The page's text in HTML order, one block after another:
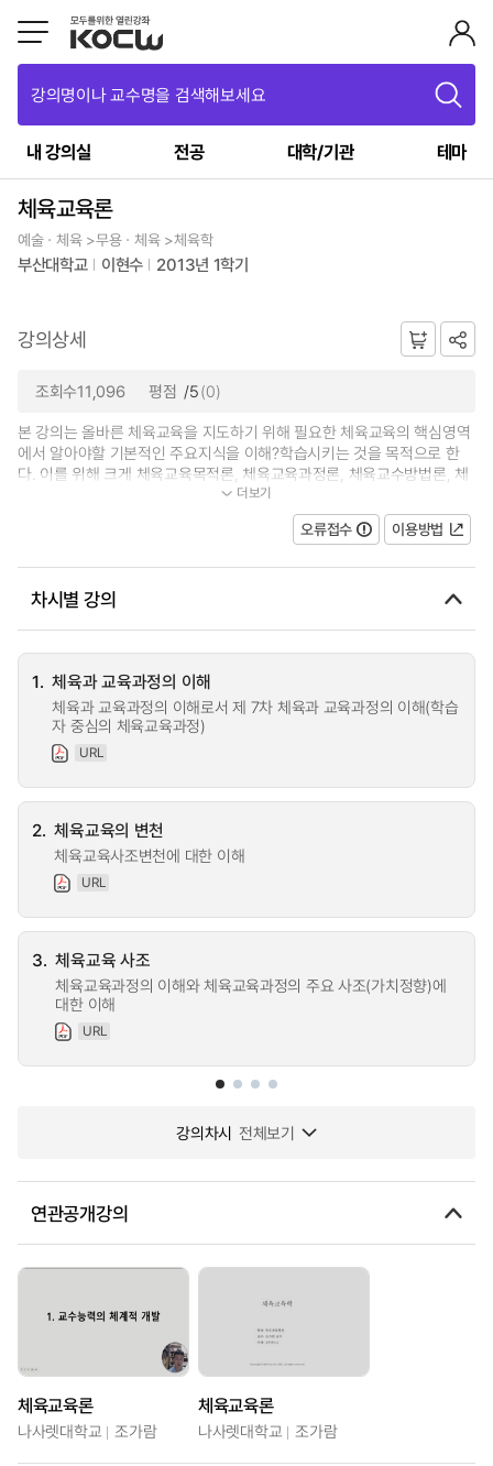
강의명이나 교수명을 검색해보세요
내 강의실 전공 대학/기관 테마
체육교육론
예술ㆍ체육 >무용ㆍ체육 >체육학
부산대학교 이현수 2013년 1학기
강의상세
조회수11,096 평점 /5(0)
본 강의는 올바른 체육교육을 지도하기 위해 필요한 체육교육의 핵심영역
에서 알아야할 기본적인 주요지식을 이해?학습시키는 것을 목적으로 한
다. 이를 위해 크게 체육교육목적론, 체육교육과정론, 체육교수방법론, 체
육교육 연구론의 4가지 대 영역을...더보기
오류접수 이용방법
차시별 강의
1. 체육과 교육과정의 이해
체육과 교육과정의 이해로서 제 7차 체육과 교육과정의 이해(학습
자 중심의 체육교육과정)
URL
2. 체육교육의 변천
체육교육사조변천에 대한 이해
URL
3. 체육교육 사조
체육교육과정의 이해와 체육교육과정의 주요 사조(가치정향)에
대한 이해
URL
강의차시 전체보기
연관공개강의
체육교육론
나사렛대학교 조가람
체육교육론
나사렛대학교 조가람